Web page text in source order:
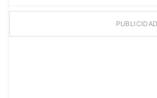
PUBLICIDAD